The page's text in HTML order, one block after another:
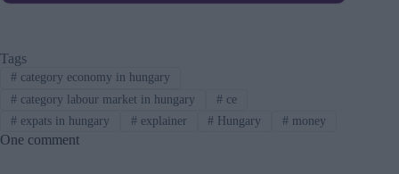
Tags
#category economy in hungary
#category labour market in hungary #ce
#expats in hungary #explainer # Hungary # money
One comment